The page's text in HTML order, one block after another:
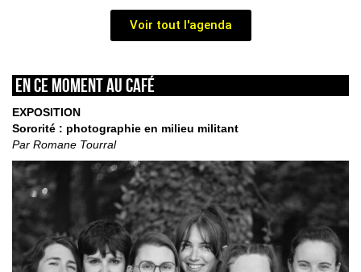
Voir tout l'agenda
En ce moment au café
EXPOSITION
Sororité : photographie en milieu militant
Par Romane Tourral